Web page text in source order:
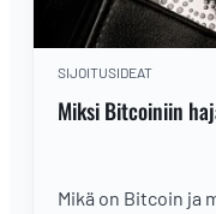
SIJOITUSIDEAT
Miksi Bitcoiniin
Mikä on Bitcoin ja